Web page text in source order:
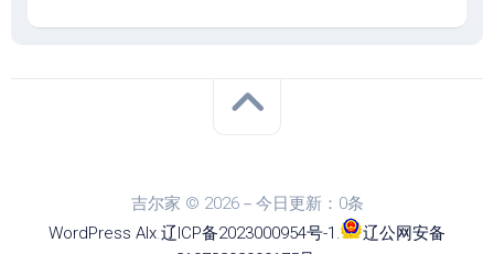
吉尔家 © 2026－今日更新：0条
WordPress Alx.辽ICP备2023000954号-1 .
辽公网安备